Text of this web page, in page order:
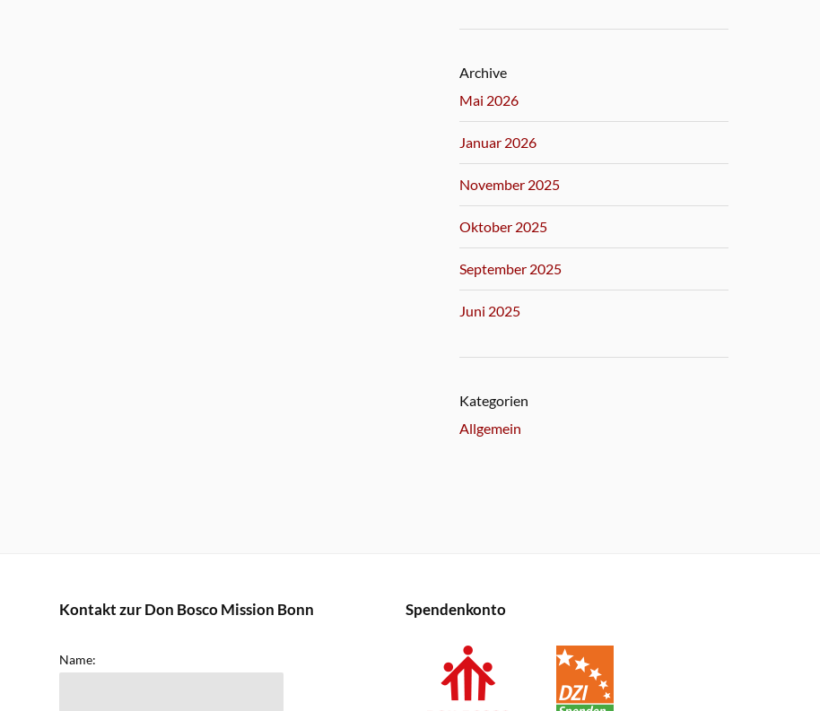
Archive
Mai 2026
Januar 2026
November 2025
Oktober 2025
September 2025
Juni 2025
Kategorien
Allgemein
Kontakt zur Don Bosco Mission Bonn
Name:
Spendenkonto